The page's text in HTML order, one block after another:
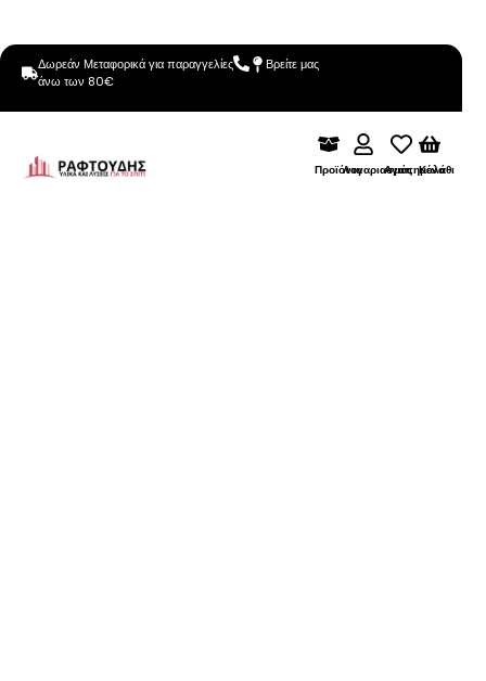
Δωρεάν Μεταφορικά για παραγγελίες
άνω των 80€
Βρείτε μας
ΠροϊόνταΛογαριασμόςΑγαπημένα
Καλάθι